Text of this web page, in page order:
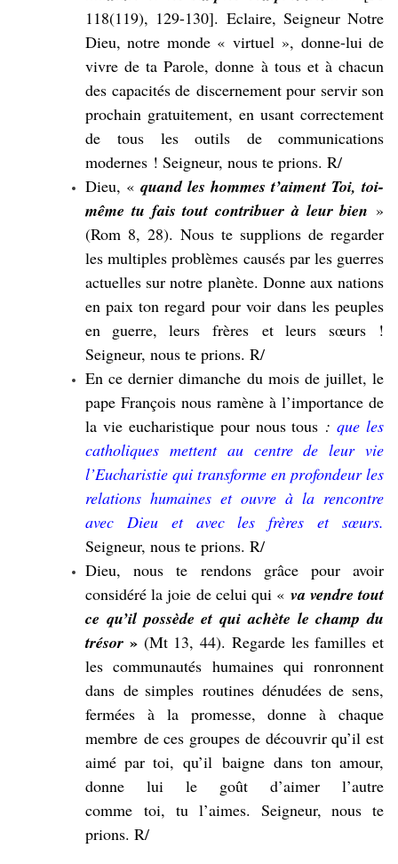
118(119), 129-130]. Eclaire, Seigneur Notre
Dieu, notre monde « virtuel », donne-lui de
vivre de ta Parole, donne à tous et à chacun
des capacités de discernement pour servir son
prochain gratuitement, en usant correctement
de tous les outils de communications
modernes ! Seigneur, nous te prions. R/
Dieu, « quand les hommest’aiment Toi, toi-
même tu fais tout contribuer à leur bien »
(Rom 8, 28). Nous te supplions de regarder
les multiples problèmes causés par les guerres
actuelles sur notre planète. Donne aux nations
en paix ton regard pour voir dans les peuples
en guerre, leurs frères et leurs sœurs !
Seigneur, nous te prions. R/
En ce dernier dimanche du mois de juillet, le
pape François nous ramène à l’importance de
la vie eucharistique pour nous tous :que les
catholiques mettent au centre de leur vie
l’Eucharistie qui transforme en profondeur les
relations humaines et ouvre à la rencontre
avec Dieu et avec les frères et sœurs.
Seigneur, nous te prions. R/
Dieu, nous te rendons grâce pour avoir
considéré la joie de celui qui « va vendre tout
ce qu’il possède et quiachète le champ du
trésor » (Mt 13, 44). Regarde les familles et
les communautés humaines qui ronronnent
dans de simples routines dénudées de sens,
fermées à la promesse, donne à chaque
membre de ces groupes de découvrir qu’il est
aimé par toi, qu’il baigne dans ton amour,
donne lui le goût d’aimer l’autre
comme toi, tu l’aimes. Seigneur, nous te
prions. R/